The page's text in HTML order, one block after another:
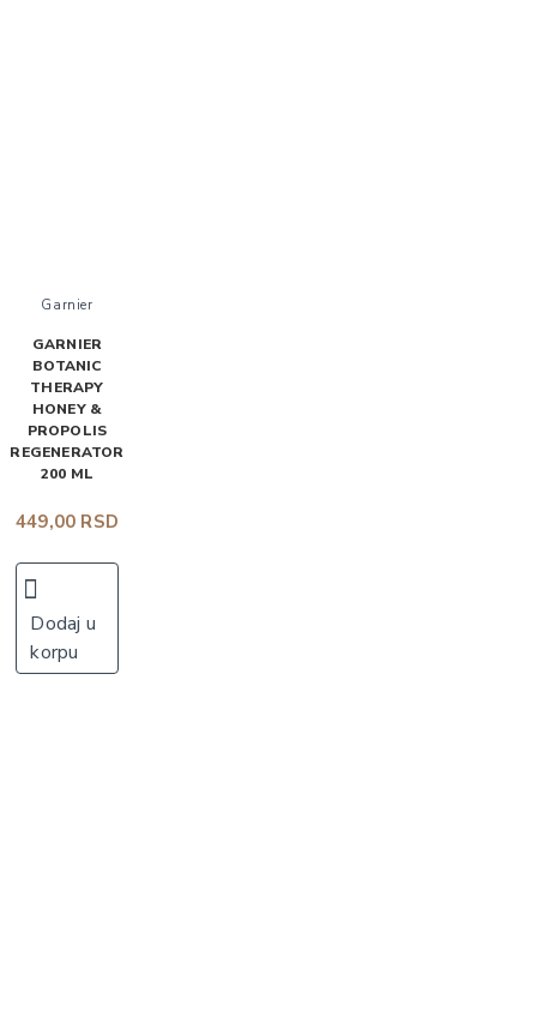
Garnier
GARNIER
BOTANIC
THERAPY
HONEY &
PROPOLIS
REGENERATOR
200 ML
449,00 RSD
Dodaj u
korpu